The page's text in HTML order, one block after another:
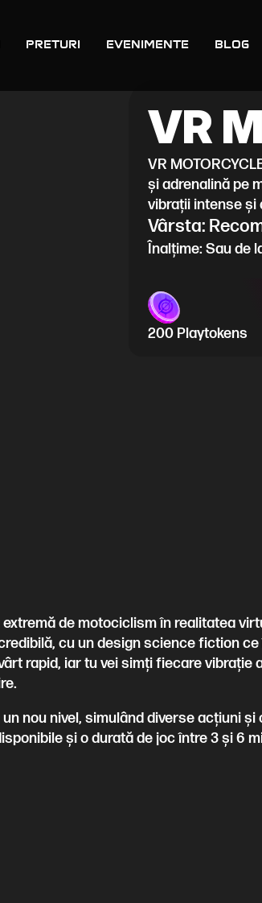
Preturi Evenimente Blog
VR
VR
și adrenalină pe
vibrații intense și
Vârsta:
Înalțime: Sau de
200 Playtokens
de motociclism în realitatea
cu un design science fiction
rapid, iar tu vei simți fiecare vibrație
nou nivel, simulând diverse acțiuni
și o durată de joc între 3 și 6